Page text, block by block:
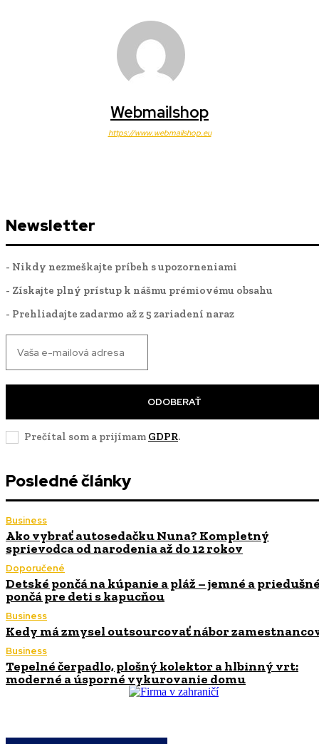
Webmailshop
https://www.webmailshop.eu
Newsletter
- Nikdy nezmeškajte príbeh s upozorneniami
- Získajte plný prístup k nášmu prémiovému obsahu
- Prehliadajte zadarmo až z 5 zariadení naraz
ODOBERAŤ
Prečítal som a prijímam GDPR.
Posledné články
Business
Ako vybrať autosedačku Nuna? Kompletný
sprievodca od narodenia až do 12 rokov
Doporučené
Detské pončá na kúpanie a pláž – jemné a
pončá pre deti s kapucňou
Business
Kedy má zmysel outsourcovať nábor
Business
Tepelné čerpadlo, plošný kolektor a hlbinný vrt:
moderné a úsporné vykurovanie domu